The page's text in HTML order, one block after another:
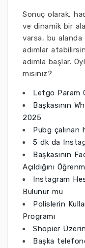
Sonuç olarak,
ve dinamik bir
varsa, bu
adımlar
adımla başlar.
mısınız?
Letgo Param
Başkasının
2025
Pubg çalınan
5 dk da
Başkasının
Açıldığını
Instagram
Bulunur mu
Polislerin
Programı
Shopier
Başka